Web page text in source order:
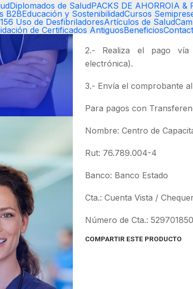
Diplomados de SaludPACKS DE AHORROIA &
B2BEducación y SostenibilidadCursos
Uso de DesfibriladoresArtículos de Salud
de Certificados AntiguosBeneficios
¿Cómo te inscribes?
1.- Revisa como realizar
2.- Realiza el pago vía
electrónica).
3.- Envía el comprobante
Para pagos con
Nombre: Centro de
Rut: 76.789.004-4
Banco: Banco Estado
Cta.: Cuenta Vista /
Número de Cta.:
COMPARTIR ESTE PRODUCTO